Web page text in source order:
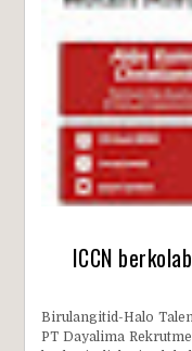
ICCN
Birulangitid-Halo
PT Dayalima